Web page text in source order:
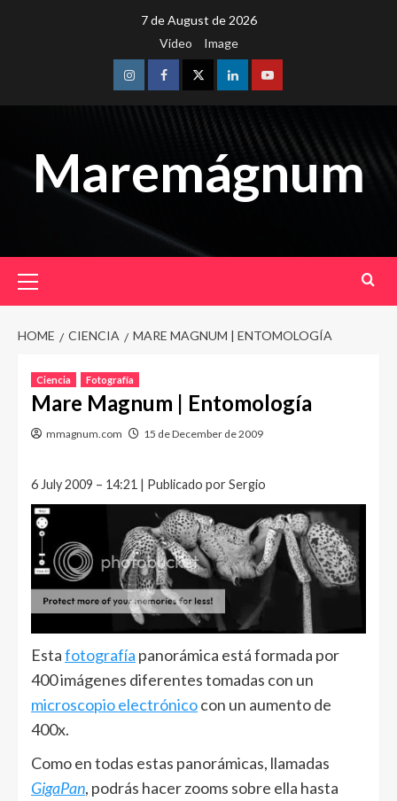
7 de August de 2026
Video
Image
InstagramFacebookTwitterLinkedinYoutube
Maremágnum
Menu
HOME CIENCIA MARE MAGNUM | ENTOMOLOGÍA
Ciencia Fotografía
Mare Magnum | Entomología
mmagnum.com 15 de December de 2009
6 July 2009 – 14:21 | Publicado por Sergio
Estafotografía panorámica está formada por
400 imágenes diferentes tomadas con un
microscopio electrónicocon un aumento de
400x.
Como en todas estas panorámicas, llamadas
GigaPan, podrás hacer zooms sobre ella hasta